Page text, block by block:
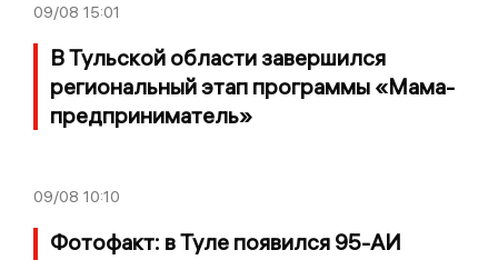
09/08 15:01
В Тульской области завершился
региональный этап программы «Мама-
предприниматель»
09/08 10:10
Фотофакт: в Туле появился 95-АИ